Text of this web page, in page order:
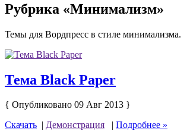
Рубрика «Минимализм»
Темы для Вордпресс в стиле минимализма.
Тема Black Paper
{ Опубликовано 09 Авг 2013 }
Скачать | Демонстрация | Подробнее »